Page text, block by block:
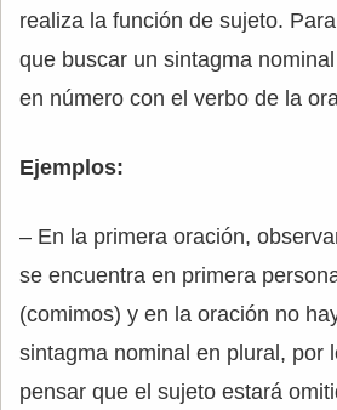
realiza la función de sujeto.
que buscar un sintagma
en número con el verbo de la
Ejemplos:
– En la primera oración,
se encuentra en primera
(comimos) y en la oración no
sintagma nominal en plural, por
pensar que el sujeto estará